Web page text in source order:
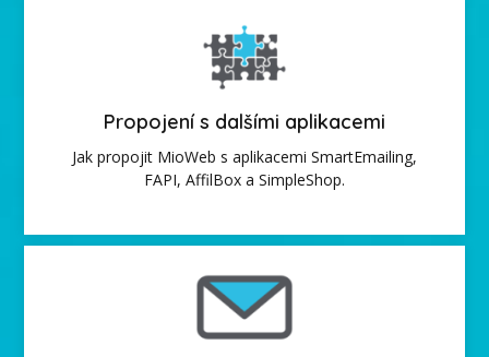
Propojení s dalšími aplikacemi
Jak propojit MioWeb s aplikacemi SmartEmailing,
FAPI, AffilBox a SimpleShop.